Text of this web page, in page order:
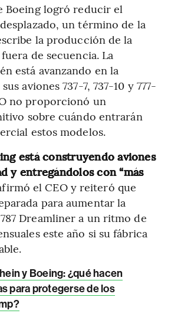
Boeing logró reducir el
un término de la
la producción de la
de secuencia. La
está avanzando en la
aviones 737-7, 737-10 y 777-
no proporcionó un
sobre cuándo entrarán
estos modelos.
está construyendo aviones
y entregándolos con “más
el CEO y reiteró que
para aumentar la
Dreamliner a un ritmo de
este año si su fábrica
y Boeing: ¿qué hacen
para protegerse de los